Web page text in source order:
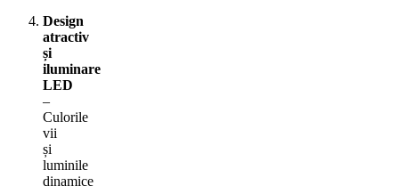
Design
atractiv
și
iluminare
LED
–
Culorile
vii
și
luminile
dinamice